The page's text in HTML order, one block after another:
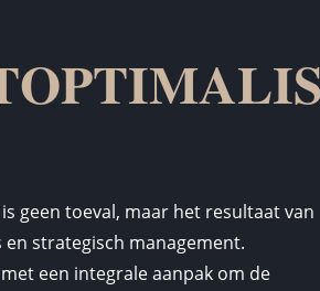
geen toeval, maar het resultaat van
strategisch management.
met een integrale aanpak om de